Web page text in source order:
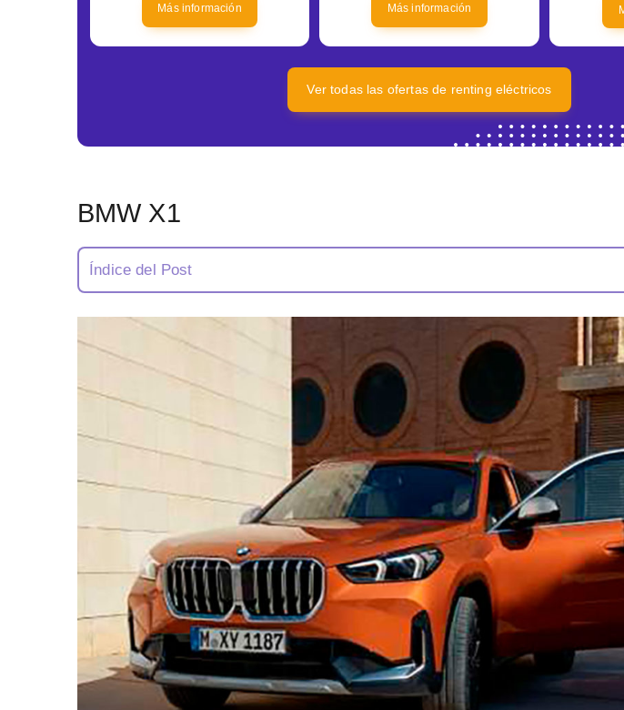
Más información Más información
Ver todas las ofertas de renting eléctricos
BMW X1
Índice del Post